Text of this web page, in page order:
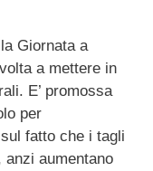
Giornata a
a mettere in
E’ promossa
per
fatto che i tagli
aumentano